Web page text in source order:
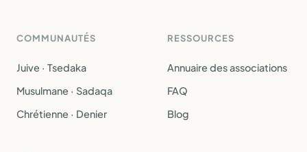
COMMUNAUTÉS
Juive · Tsedaka
Musulmane · Sadaqa
Chrétienne · Denier
RESSOURCES
Annuaire des associations
FAQ
Blog